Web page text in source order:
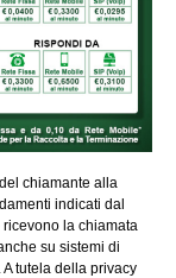
chiamante alla
indicati dal
la chiamata
su sistemi di
tutela della privacy